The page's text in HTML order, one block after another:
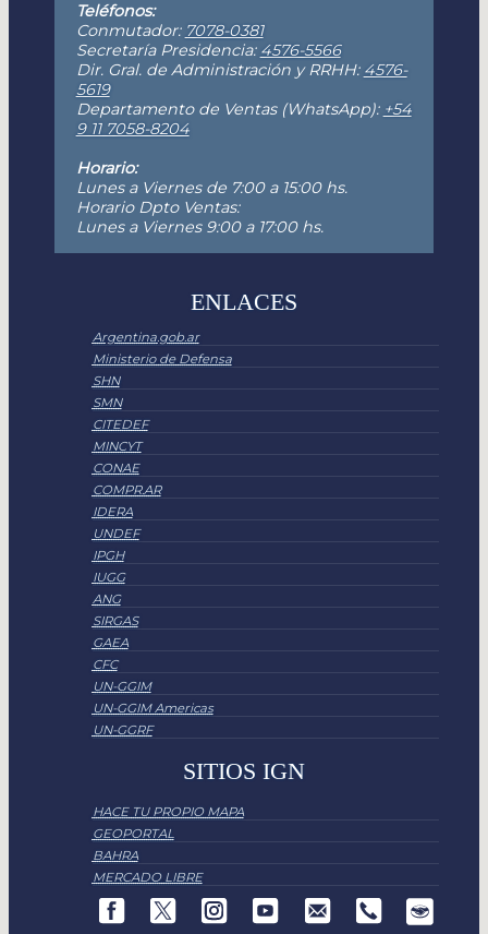
Teléfonos:
Conmutador: 7078-0381
Secretaría Presidencia: 4576-5566
Dir. Gral. de Administración y RRHH: 4576-
5619
Departamento de Ventas (WhatsApp): +54
9 11 7058-8204
Horario:
Lunes a Viernes de 7:00 a 15:00 hs.
Horario Dpto Ventas:
Lunes a Viernes 9:00 a 17:00 hs.
ENLACES
Argentina.gob.ar
Ministerio de Defensa
SHN
SMN
CITEDEF
MINCYT
CONAE
COMPR.AR
IDERA
UNDEF
IPGH
IUGG
ANG
SIRGAS
GAEA
CFC
UN-GGIM
UN-GGIM Americas
UN-GGRF
SITIOS IGN
HACE TU PROPIO MAPA
GEOPORTAL
BAHRA
MERCADO LIBRE